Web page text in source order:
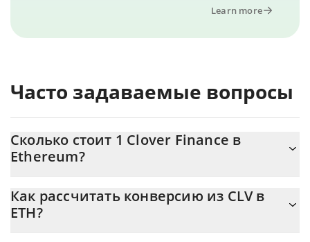
Learn more
Часто задаваемые вопросы
Сколько стоит 1 Clover Finance в
Ethereum?
На данный момент 1 Clover Finance равно 0.00000107
Как рассчитать конверсию из CLV в
ETH?